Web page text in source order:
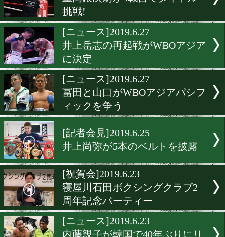
グリーンツダジムの精鋭が
を発表
[ニュース]2019.6.28
重岡銀次朗が4戦目でタイ
挑戦!
[ニュース]2019.6.27
に決定
[ニュース]2019.6.27
冨田と山口がWBOアジア
ィックを争う
[記者会見]2019.6.25